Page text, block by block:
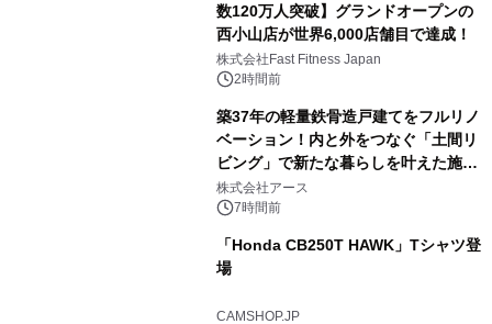
数120万人突破】グランドオープンの
西小山店が世界6,000店舗目で達成！
株式会社Fast Fitness Japan
2時間前
築37年の軽量鉄骨造戸建てをフルリノ
ベーション！内と外をつなぐ「土間リ
ビング」で新たな暮らしを叶えた施工
事例を株式会社アースが公開
株式会社アース
7時間前
「Honda CB250T HAWK」Tシャツ登
場
CAMSHOP.JP